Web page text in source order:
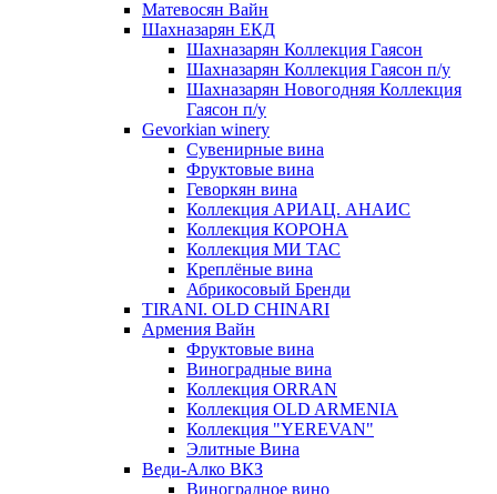
Матевосян Вайн
Шахназарян ЕКД
Шахназарян Коллекция Гаясон
Шахназарян Коллекция Гаясон п/у
Шахназарян Новогодняя Коллекция
Гаясон п/у
Gevorkian winery
Сувенирные вина
Фруктовые вина
Геворкян вина
Коллекция АРИАЦ. АНАИС
Коллекция КОРОНА
Коллекция МИ ТАС
Креплёные вина
Абрикосовый Бренди
TIRANI. OLD CHINARI
Армения Вайн
Фруктовые вина
Виноградные вина
Коллекция ORRAN
Коллекция OLD ARMENIA
Коллекция "YEREVAN"
Элитные Вина
Веди-Алко ВКЗ
Виноградное вино